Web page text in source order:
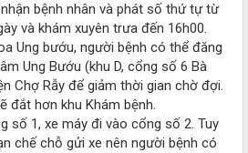
bệnh nhân và phát số thứ tự từ
và khám xuyên trưa đến 16h00.
Ung bướu, người bệnh có thể đăng
Ung Bướu (khu D, cổng số 6 Bà
Chợ Rẫy để giảm thời gian chờ đợi.
đắt hơn khu Khám bệnh.
số 1, xe máy đi vào cổng số 2. Tuy
chế chỗ gửi xe nên người bệnh có